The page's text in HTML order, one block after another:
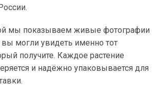
мы показываем живые фотографии
вы могли увидеть именно тот
получите. Каждое растение
и надёжно упаковывается для